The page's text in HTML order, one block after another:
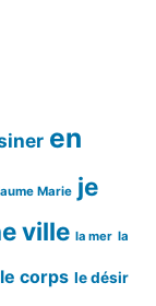
en
Marie je
ville la mer la
le corps le désir